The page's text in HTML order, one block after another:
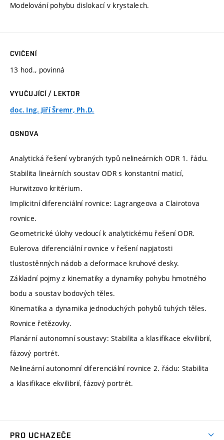
Modelování pohybu dislokací v krystalech.
CVIČENÍ
13 hod., povinná
VYUČUJÍCÍ / LEKTOR
doc. Ing. Jiří Šremr, Ph.D.
OSNOVA
Analytická řešení vybraných typů nelineárních ODR 1. řádu.
Stabilita lineárních soustav ODR s konstantní maticí,
Hurwitzovo kritérium.
Implicitní diferenciální rovnice: Lagrangeova a Clairotova
rovnice.
Geometrické úlohy vedoucí k analytickému řešení ODR.
Eulerova diferenciální rovnice v řešení napjatosti
tlustostěnných nádob a deformace kruhové desky.
Základní pojmy z kinematiky a dynamiky pohybu hmotného
bodu a soustav bodových těles.
Kinematika a dynamika jednoduchých pohybů tuhých těles.
Rovnice řetězovky.
Planární autonomní soustavy: Stabilita a klasifikace ekvilibrií,
fázový portrét.
Nelineární autonomní diferenciální rovnice 2. řádu: Stabilita
a klasifikace ekvilibrií, fázový portrét.
PRO UCHAZEČE